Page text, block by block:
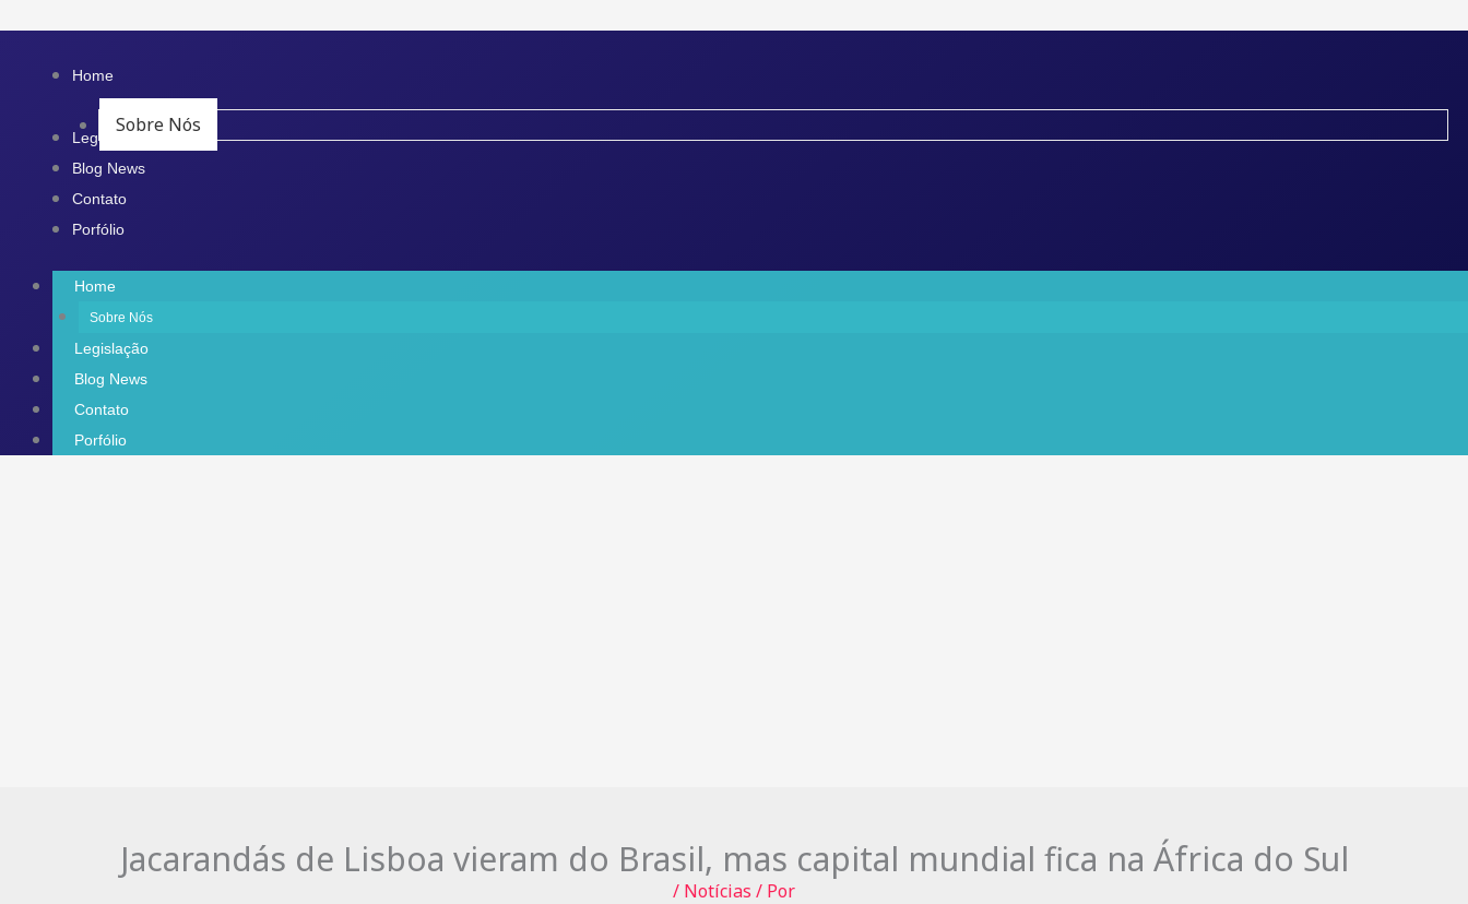
conteúdo
Home
Sobre Nós
Legislação
Blog News
Contato
Porfólio
Home
Sobre Nós
Legislação
Blog News
Contato
Porfólio
Jacarandás de Lisboa vieram do Brasil, mas capital mundial fica na África do Sul
/ Notícias / Por